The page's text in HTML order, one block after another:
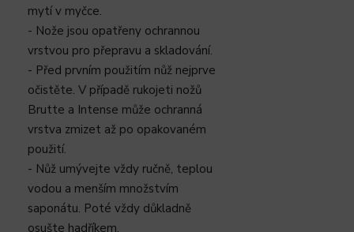
mytí v myčce.
- Nože jsou opatřeny ochrannou
vrstvou pro přepravu a skladování.
- Před prvním použitím nůž nejprve
očistěte. V případě rukojeti nožů
Brutte a Intense může ochranná
vrstva zmizet až po opakovaném
použití.
- Nůž umývejte vždy ručně, teplou
vodou a menším množstvím
saponátu. Poté vždy důkladně
osušte hadříkem.